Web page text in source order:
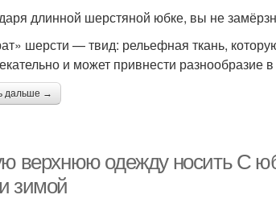
длинной шерстяной юбке, вы не
шерсти — твид: рельефная ткань,
и может привнести разнообразие
дальше →
верхнюю одежду носить С
зимой